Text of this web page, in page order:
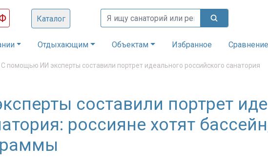
Каталог
Отдыхающим Объектам Избранное Сравнение
С помощью ИИ эксперты составили портрет идеального российского санатория
составили портрет
россияне хотят